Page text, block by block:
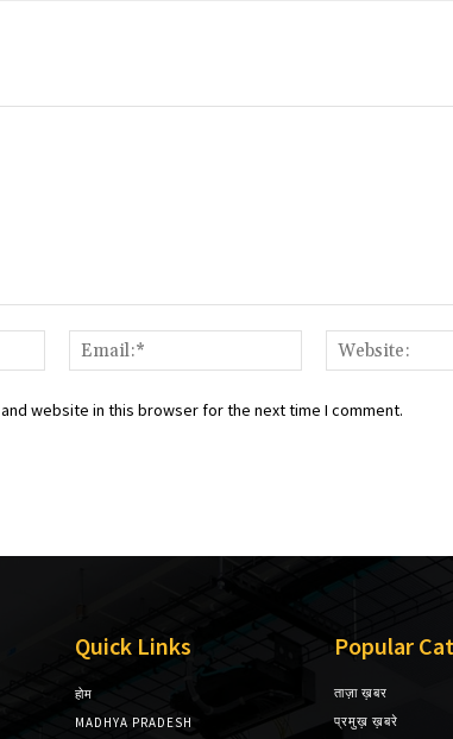
Name:*
Email:*
website in this browser for the next time I comment.
Quick Links
होम
MADHYA PRADESH
Popular
ताज़ा ख़बर
प्रमुख़ ख़बरे